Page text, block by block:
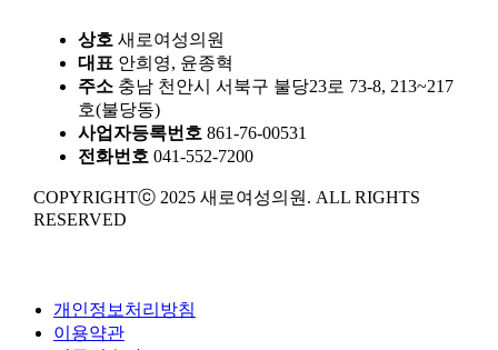
상호 새로여성의원
대표 안희영, 윤종혁
주소충남 천안시 서북구 불당23로 73-8, 213~217
호(불당동)
사업자등록번호 861-76-00531
전화번호 041-552-7200
COPYRIGHTⓒ 2025 새로여성의원. ALL RIGHTS
RESERVED
개인정보처리방침
이용약관